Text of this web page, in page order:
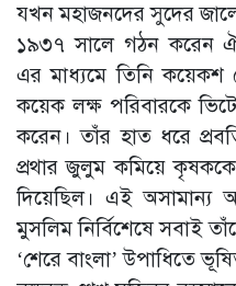
যখন মহাজনদের সুদের
১৯৩৭ সালে গঠন করেন
এর মাধ্যমে তিনি
কয়েক লক্ষ পরিবারকে
করেন। তাঁর হাত ধরে
প্রথার জুলুম কমিয়ে কৃষককে
দিয়েছিল। এই অসামান্য
মুসলিম নির্বিশেষে সবাই
‘শেরে বাংলা’ উপাধিতে